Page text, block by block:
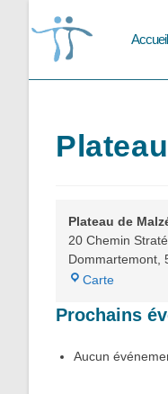
Accueil
Plateau de
20 Chemin
Dommartemont
Carte
Malzéville
Prochains
Aucun